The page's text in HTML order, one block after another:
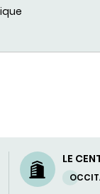
LE